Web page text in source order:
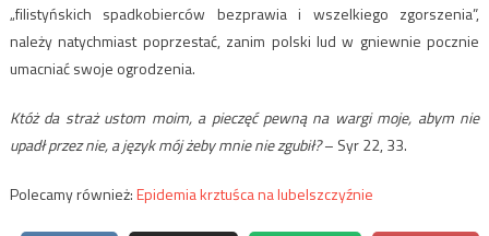
„filistyńskich spadkobierców bezprawia i wszelkiego zgorszenia”,
należy natychmiast poprzestać, zanim polski lud w gniewnie pocznie
umacniać swoje ogrodzenia.
Któż da straż ustom moim, a pieczęć pewną na wargi moje, abym nie
upadł przez nie, a język mój żeby mnie nie zgubił?– Syr 22, 33.
Polecamy również:Epidemia krztuśca na lubelszczyźnie